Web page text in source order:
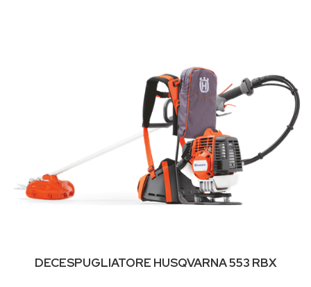
DECESPUGLIATORE HUSQVARNA 553 RBX